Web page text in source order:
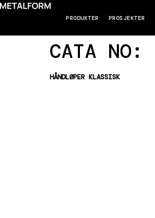
PRODUKTER PROSJEKTER
CATA NO:
HÅNDLØPER KLASSISK